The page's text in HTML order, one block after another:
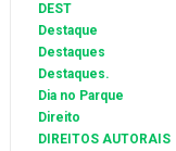
DEST
Destaque
Destaques
Destaques.
Dia no Parque
Direito
DIREITOS AUTORAIS